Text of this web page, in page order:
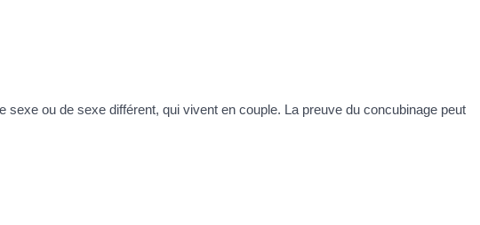
ou de sexe différent, qui vivent en couple. La preuve du concubinage peut